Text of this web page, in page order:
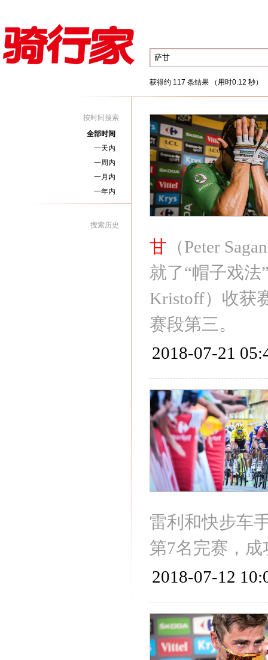
获得约 117 条结果 （用时0.12 秒）
按时间搜索
全部时间
一天内
一周内
一月内
一年内
搜索历史
甘 （Peter
就了“帽子戏法
Kristoff）收获
赛段第三。
2018-07-21
雷利和快步车
第7名完赛，
2018-07-12